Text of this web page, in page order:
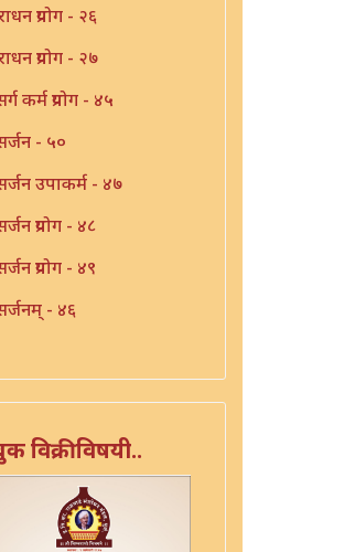
प्रयोग - २६
प्रयोग - २७
कर्म प्रयोग - ४५
- ५०
उपाकर्म - ४७
प्रयोग - ४८
प्रयोग - ४९
- ४६
- ४३
- ४४
याज्ञिकाच्या ग्रंथांची यादी -
विक्रीविषयी..